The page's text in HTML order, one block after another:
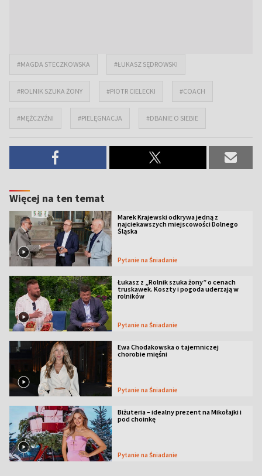
#MAGDA STECZKOWSKA #ŁUKASZ SĘDROWSKI
#ROLNIK SZUKA ŻONY #PIOTR CIELECKI #COACH
#MĘŻCZYŹNI #PIELĘGNACJA #DBANIE O SIEBIE
Więcej na ten temat
Marek Krajewski odkrywa jedną z
najciekawszych miejscowości Dolnego
Śląska
Pytanie na Śniadanie
Łukasz z „Rolnik szuka żony” o cenach
truskawek. Koszty i pogoda uderzają w
rolników
Pytanie na Śniadanie
Ewa Chodakowska o tajemniczej
chorobie mięśni
Pytanie na Śniadanie
Biżuteria – idealny prezent na Mikołajki i
pod choinkę
Pytanie na Śniadanie